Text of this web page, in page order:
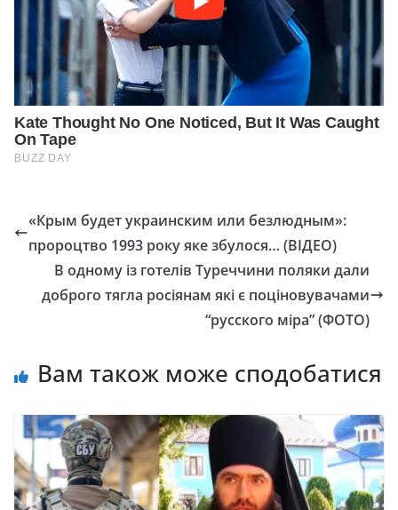
«Крым будет украинским или безлюдным»:
пророцтво 1993 року яке збулося… (ВІДЕО)
В одному із готелів Туреччини поляки дали
доброго тягла росіянам які є поціновувачами
“русского міра” (ФОТО)
Вам також може сподобатися